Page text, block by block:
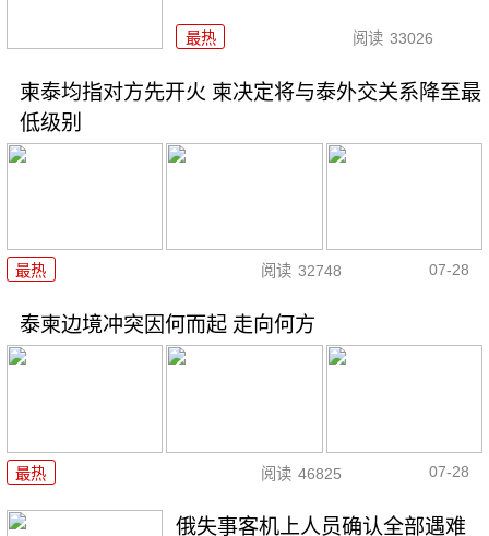
最热 阅读 33026
柬泰均指对方先开火 柬决定将与泰外交关系降至最
低级别
最热 阅读 32748 07-28
泰柬边境冲突因何而起 走向何方
最热 阅读 46825 07-28
俄失事客机上人员确认全部遇难